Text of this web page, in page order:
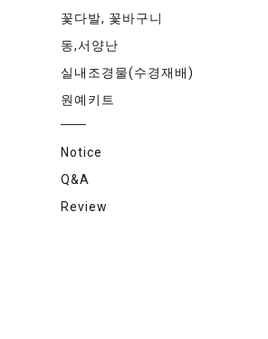
꽃다발, 꽃바구니
동,서양난
실내조경물(수경재배)
원예키트
Notice
Q&A
Review